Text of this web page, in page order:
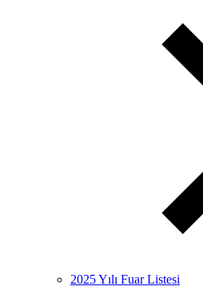
2025 Yılı Fuar Listesi